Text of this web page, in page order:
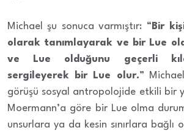
Michael şu sonuca varmıştır: “ Bir
olarak tanımlayarak ve bir Lue
ve Lue olduğunu geçerli
sergileyerek bir Lue olur.”
görüşü sosyal antropolojide etkili bir
Moermann’a göre bir Lue olma
unsurlara ya da kesin sınırlara bağlı